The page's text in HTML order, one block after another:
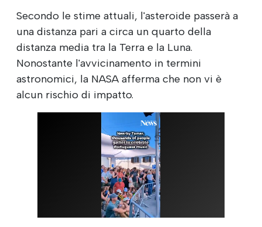
Secondo le stime attuali, l'asteroide passerà a
una distanza pari a circa un quarto della
distanza media tra la Terra e la Luna.
Nonostante l'avvicinamento in termini
astronomici, la NASA afferma che non vi è
alcun rischio di impatto.